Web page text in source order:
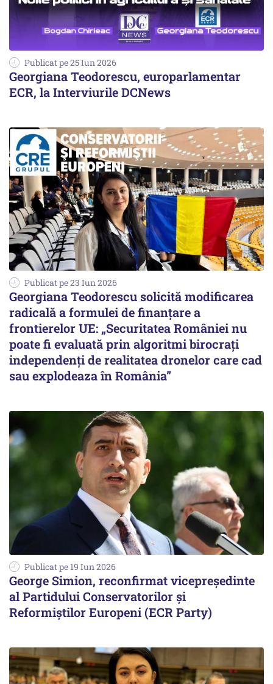
Publicat pe 25 Iun 2026
Georgiana Teodorescu, europarlamentar
ECR, la Interviurile DCNews
Publicat pe 23 Iun 2026
Georgiana Teodorescu solicită modificarea
radicală a formulei de finanțare a
frontierelor UE: „Securitatea României nu
poate fi evaluată prin algoritmi birocrați
independenți de realitatea dronelor care cad
sau explodeaza în România”
Publicat pe 19 Iun 2026
George Simion, reconfirmat vicepreședinte
al Partidului Conservatorilor și
Reformiștilor Europeni (ECR Party)